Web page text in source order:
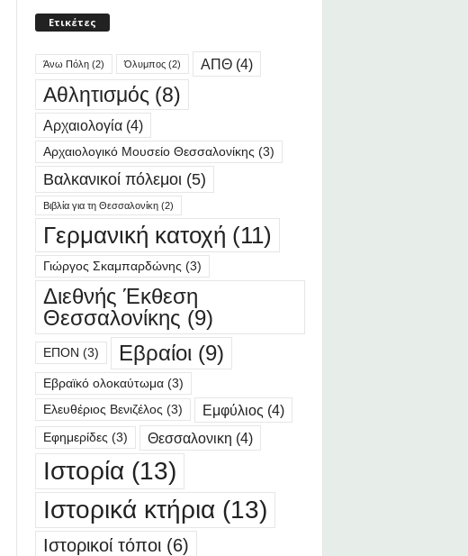
Ετικέτες
Άνω Πόλη(2) Όλυμπος(2) ΑΠΘ(4)
Αθλητισμός (8)
Αρχαιολογία(4)
Αρχαιολογικό Μουσείο Θεσσαλονίκης (3)
Βαλκανικοί πόλεμοι (5)
Βιβλία για τη Θεσσαλονίκη(2)
Γερμανική κατοχή (11)
Γιώργος Σκαμπαρδώνης (3)
Διεθνής Έκθεση
Θεσσαλονίκης (9)
ΕΠΟΝ (3) Εβραίοι (9)
Εβραϊκό ολοκαύτωμα(3)
Ελευθέριος Βενιζέλος (3) Εμφύλιος (4)
Εφημερίδες (3) Θεσσαλονικη (4)
Ιστορία(13)
Ιστορικά κτήρια(13)
Ιστορικοί τόποι(6)